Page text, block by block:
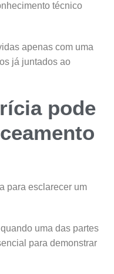
técnico
apenas com uma
já juntados ao
pode
para esclarecer um
uma das partes
para demonstrar